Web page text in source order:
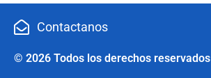
Contactanos
© 2026 Todos los derechos reservados